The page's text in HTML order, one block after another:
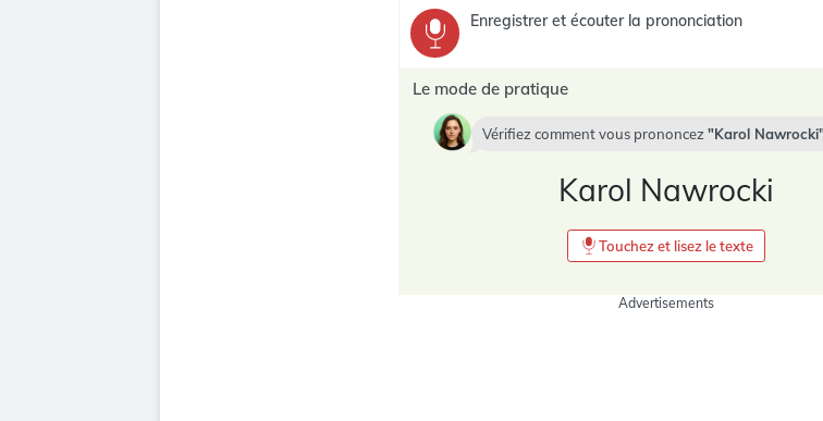
Enregistrer et écouter la prononciation
Le mode de pratique
Vérifiez comment vous prononcez Karol Nawrocki
Karol Nawrocki
Touchez et lisez le texte
Advertisements